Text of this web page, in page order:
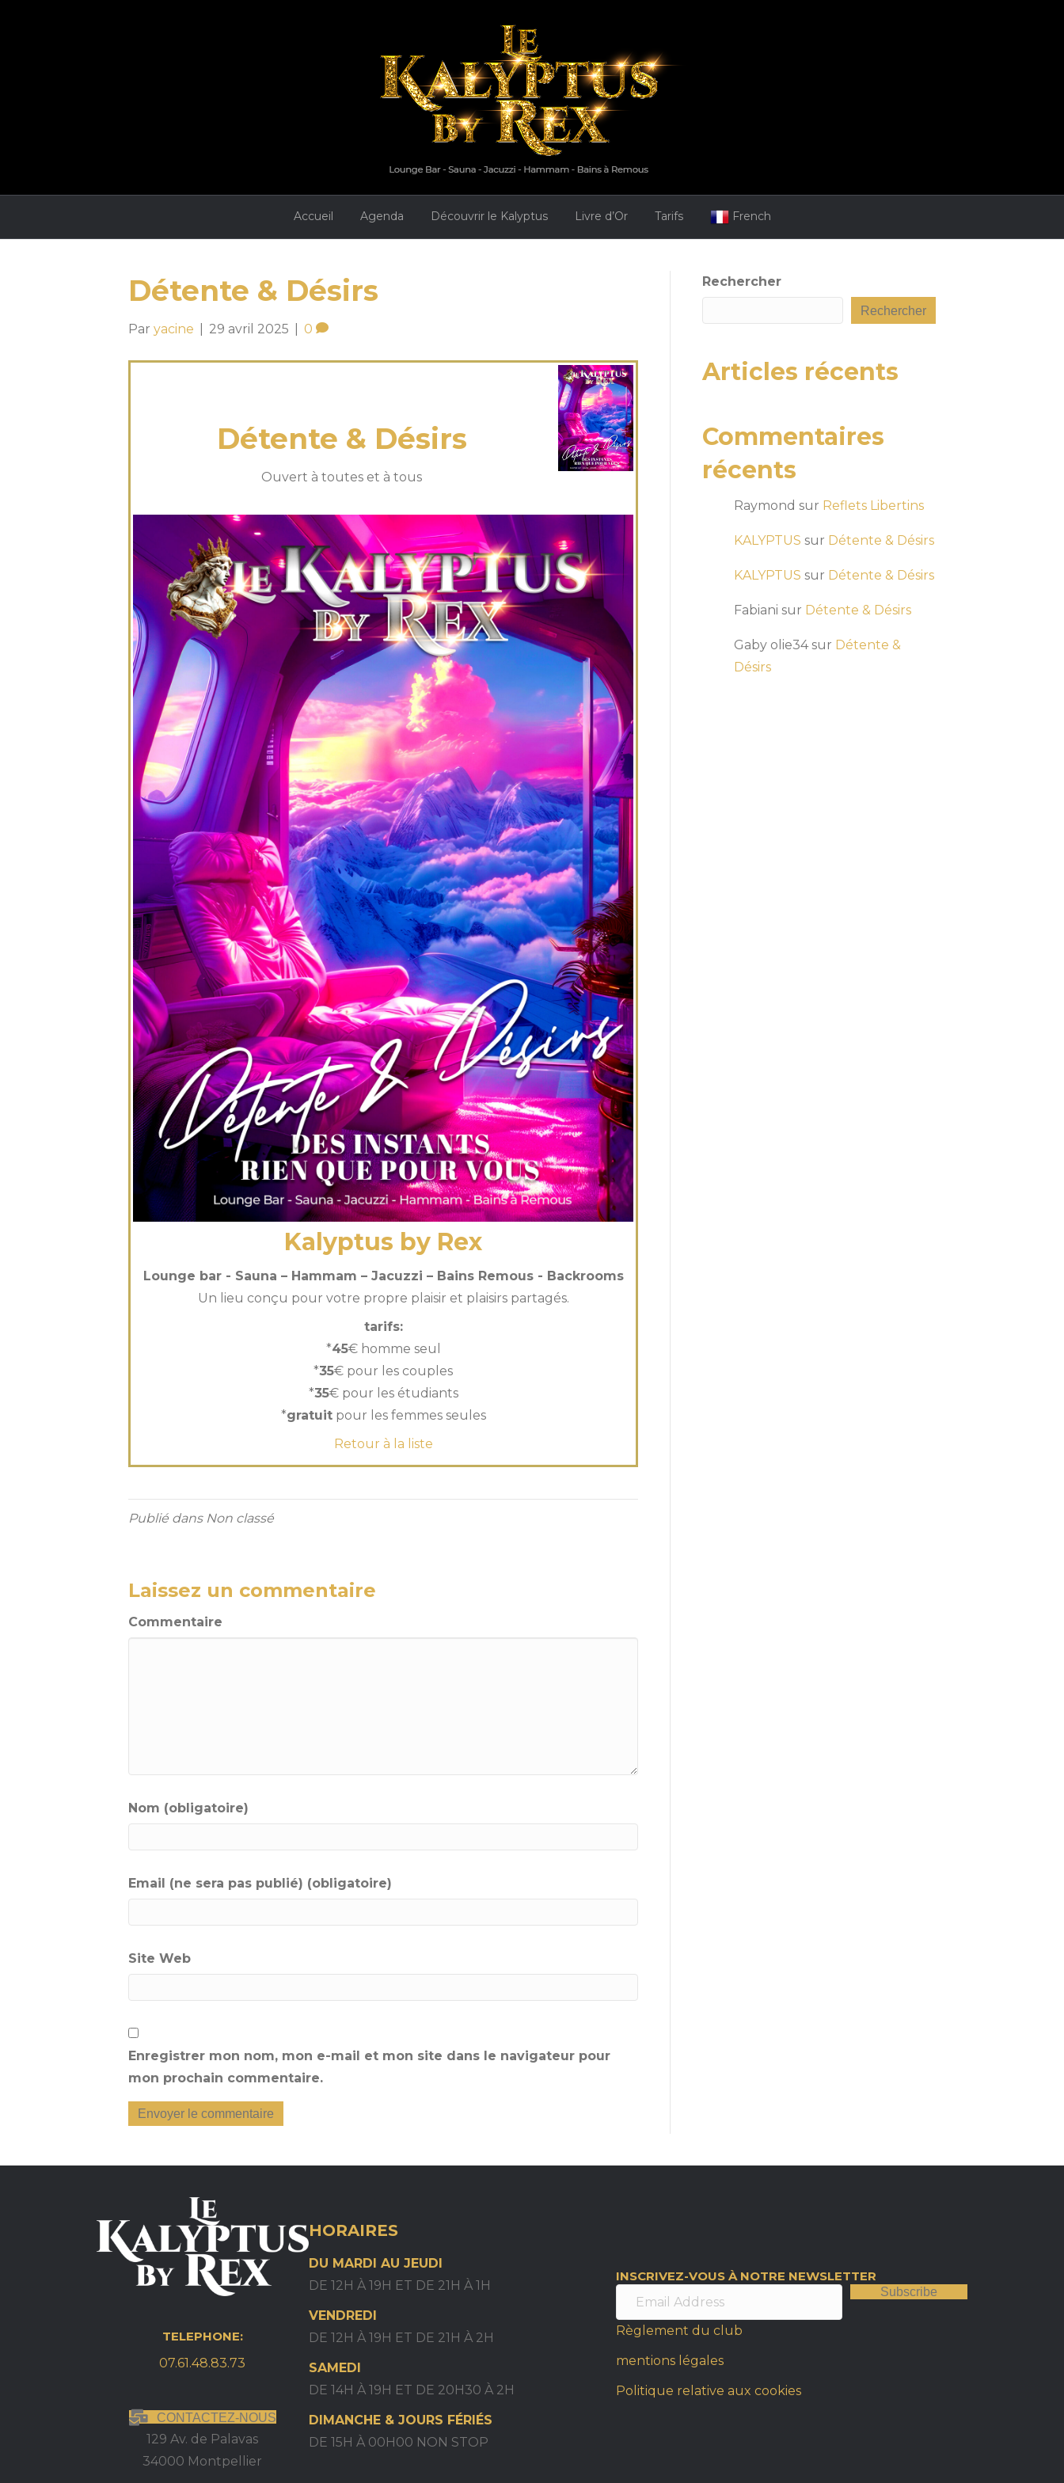
Accueil Agenda Découvrir le Kalyptus Livre d’Or Tarifs French
Détente & Désirs
Par yacine 29 avril 2025 0
Détente & Désirs
Ouvert à toutes et à tous
Kalyptus by Rex
Lounge bar - Sauna – Hammam – Jacuzzi – Bains Remous - Backrooms
Un lieu conçu pour votre propre plaisir et plaisirs partagés.
tarifs:
*45€ homme seul
*35€ pour les couples
*35€ pour les étudiants
*gratuitpour les femmes seules
Retour à la liste
Publié dans Non classé
Laissez un commentaire
Commentaire
Nom (obligatoire)
Email (ne sera pas publié) (obligatoire)
Site Web
Enregistrer mon nom, mon e-mail et mon site dans le navigateur pour
mon prochain commentaire.
Rechercher
Rechercher
Articles récents
Commentaires
récents
Raymond sur Reflets Libertins
KALYPTUS sur Détente & Désirs
KALYPTUS sur Détente & Désirs
Fabiani sur Détente & Désirs
Gaby olie34sur Détente &
Désirs
TELEPHONE:
07.61.48.83.73
CONTACTEZ-NOUS
129 Av. de Palavas
34000 Montpellier
HORAIRES
DU MARDI AU JEUDI
DE 12H À 19H ET DE 21H À 1H
VENDREDI
DE 12H À 19H ET DE 21H À 2H
SAMEDI
DE 14H À 19H ET DE 20H30 À 2H
DIMANCHE & JOURS FÉRIÉS
DE 15H À 00H00 NON STOP
INSCRIVEZ-VOUS À NOTRE NEWSLETTER
Subscribe
Règlement du club
mentions légales
Politique relative aux cookies